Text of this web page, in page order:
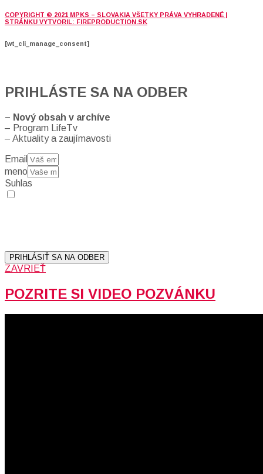
COPYRIGHT © 2021 MPKS – SLOVAKIA VŠETKY PRÁVA VYHRADENÉ |
STRÁNKU VYTVORIL: FIREPRODUCTION.SK
[wt_cli_manage_consent]
PRIHLÁSTE SA NA ODBER
– Nový obsah v archíve
– Program LifeTv
– Aktuality a zaujímavosti
Email
meno
Suhlas
PRIHLÁSIŤ SA NA ODBER
ZAVRIEŤ
POZRITE SI VIDEO POZVÁNKU